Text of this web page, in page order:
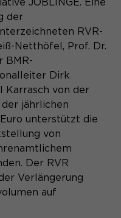
System dieser
Cookies sind
Ihr Besuch auf der
und flüssig wird:
der Website, Sie
Ihre Sitzung
speichert bei
für einen
die Benutzer-
Wert (sog.
entsprechenden
des Nutzers.
eines Besuchers.
automatische
durch GTranslate.
Nutzer gewählte
JOBLINGE. Eine
der
RVR-
Netthöfel, Prof. Dr.
BMR-
Dirk
Karrasch von der
der jährlichen
unterstützt die
von
Der RVR
Verlängerung
auf